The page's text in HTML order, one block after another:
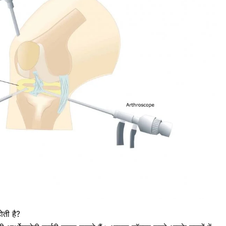
है?